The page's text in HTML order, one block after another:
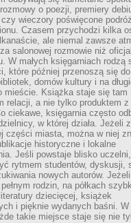
o poezji, premiery
czy wieczory poświęcone
Czasem przychodzi kilka
ale niemal zawsze
salonowej rozmowie niż
W małych księgarniach rodzą
które później przenoszą się do
domów kultury i na
mieście. Książka staje się tam
relacji, a nie tylko produktem z
ciekawe, księgarnia często
w której działa. Jeżeli
części miasta, można w niej
historyczne i lokalne
Jeśli powstaje blisko uczelni,
rytmem studentów, dyskusji,
nowych autorów. Jeżeli
rodzin, na półkach
dziecięcej, książek
i pięknie wydanych baśni. W
takie miejsce staje się nie